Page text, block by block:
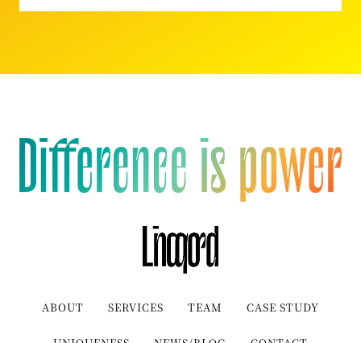
ABOUT SERVICES TEAM CASE STUDY